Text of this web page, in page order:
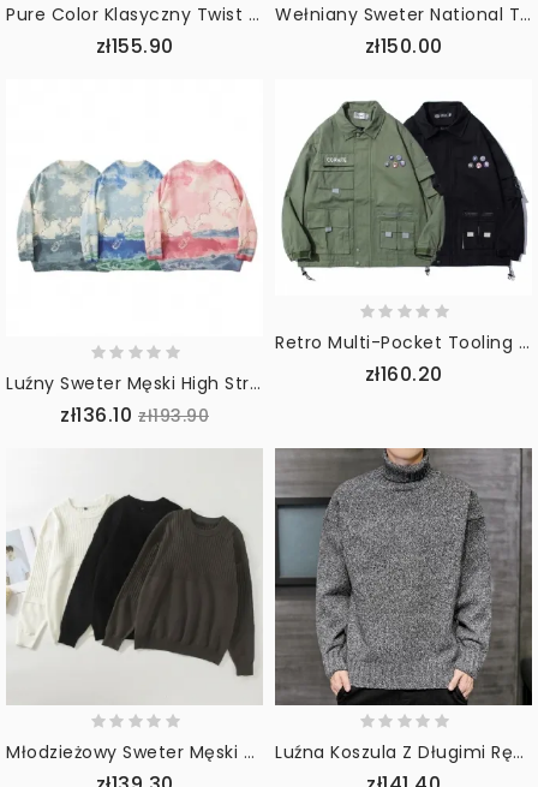
Pure Color Klasyczny Twist Casual Sweter Zimowy
zł155.90
Wełniany Sweter National Tide Lazy Style V Neck
zł150.00
Luźny Sweter Męski High Street Z Długim Rękawem
zł136.10 zł193.90
Retro Multi-Pocket Tooling Jacket Męska Moda Uliczna Luźna
zł160.20
Młodzieżowy Sweter Męski Na Cały Mecz Z Okrągłym Dekoltem Luźna Koszula Z Długimi Rękawami W Jednolitym Kolorze